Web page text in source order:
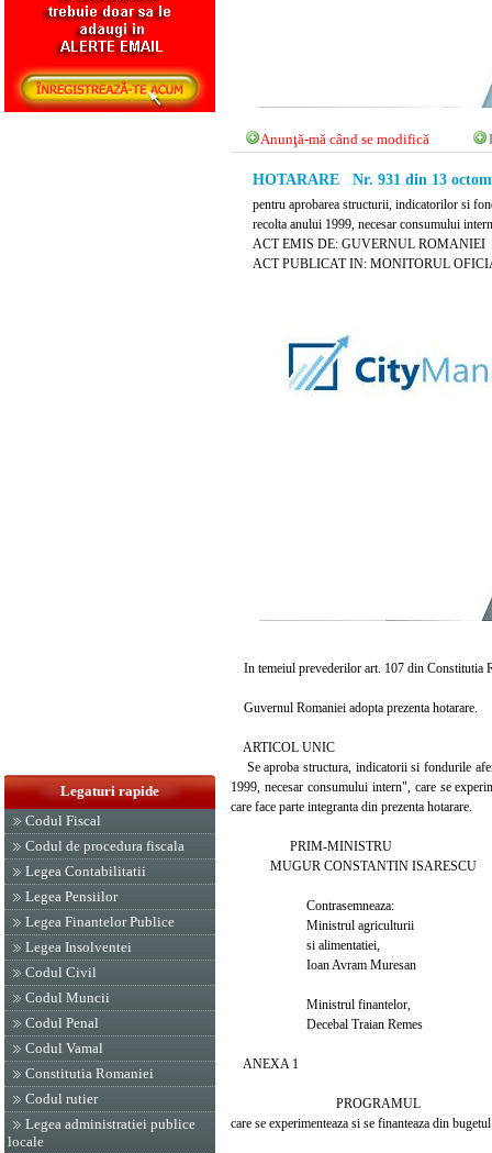
Legaturi rapide
Codul Fiscal
Codul de procedura fiscala
Legea Contabilitatii
Legea Pensiilor
Legea Finantelor Publice
Legea Insolventei
Codul Civil
Codul Muncii
Codul Penal
Codul Vamal
Constitutia Romaniei
Codul rutier
Legea administratiei publice
locale
Anunţă-mă când se modifică
HOTARARE Nr. 931 din 13
pentru aprobarea structurii, indicatorilor si
recolta anului 1999, necesar consumului
ACT EMIS DE: GUVERNUL ROMANIEI
ACT PUBLICAT IN: MONITORUL
In temeiul prevederilor art. 107 din Constitutia
Guvernul Romaniei adopta prezenta hotarare.
ARTICOL UNIC
Se aproba structura, indicatorii si fondurile
1999, necesar consumului intern", care se
care face parte integranta din prezenta hotarare.
PRIM-MINISTRU
MUGUR CONSTANTIN ISARESCU
Contrasemneaza:
Ministrul agriculturii
si alimentatiei,
Ioan Avram Muresan
Ministrul finantelor,
Decebal Traian Remes
ANEXA 1
PROGRAMUL
care se experimenteaza si se finanteaza din